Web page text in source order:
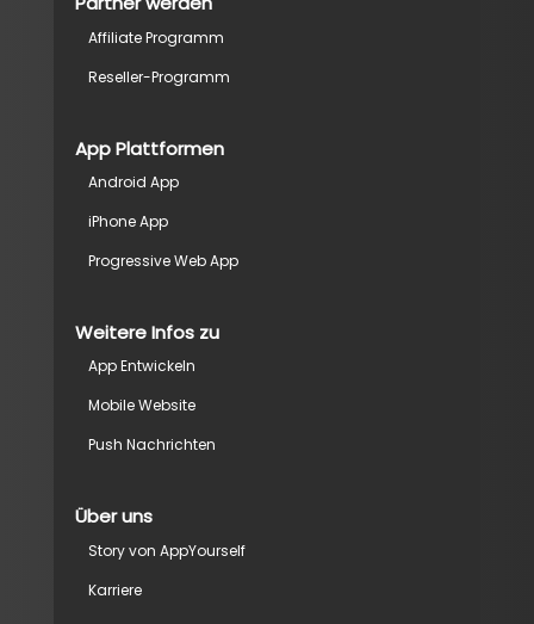
Affiliate Programm
Reseller-Programm
App Plattformen
Android App
iPhone App
Progressive Web App
Weitere Infos zu
App Entwickeln
Mobile Website
Push Nachrichten
Über uns
Story von AppYourself
Karriere